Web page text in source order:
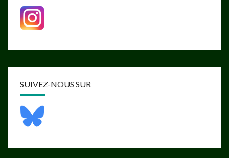
SUIVEZ-NOUS SUR